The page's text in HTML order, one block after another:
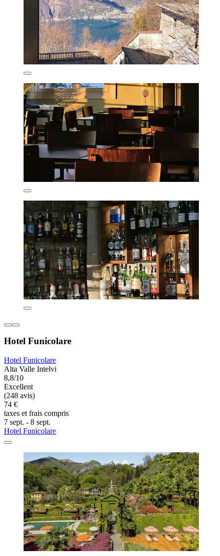
Hotel Funicolare
Hotel Funicolare
Alta Valle Intelvi
8,8/10
Excellent
(248 avis)
74 €
taxes et frais compris
7 sept. - 8 sept.
Hotel Funicolare